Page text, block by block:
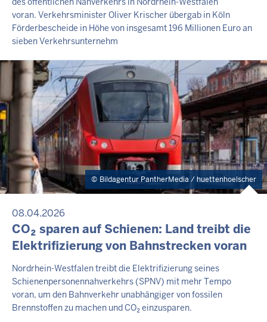
voran. Verkehrsminister Oliver Krischer übergab in Köln
Förderbescheide in Höhe von insgesamt 196 Millionen Euro an
sieben Verkehrsunternehm
Bildagentur PantherMedia / huettenhoelscher
08.04.2026
CO₂ sparen auf Schienen: Land treibt die
Elektrifizierung von Bahnstrecken voran
Nordrhein-Westfalen treibt die Elektrifizierung seines
Schienenpersonennahverkehrs (SPNV) mit mehr Tempo
voran, um den Bahnverkehr unabhängiger von fossilen
Brennstoffen zu machen und CO₂ einzusparen.